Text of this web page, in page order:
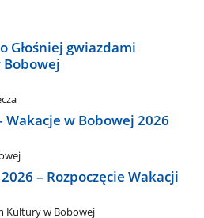
Głośniej gwiazdami
Bobowej
Wakacje w Bobowej 2026
– Rozpoczęcie Wakacji
Kultury w Bobowej